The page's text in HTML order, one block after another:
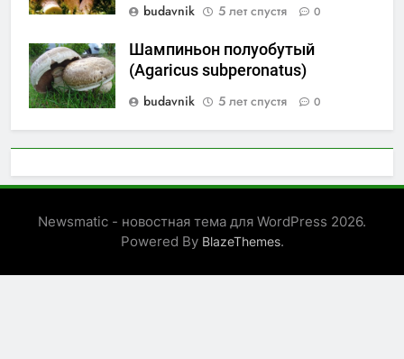
budavnik
5 лет спустя 0
Шампиньон полуобутый
(Agaricus subperonatus)
budavnik
5 лет спустя 0
Newsmatic - новостная тема для WordPress 2026.
Powered By BlazeThemes.